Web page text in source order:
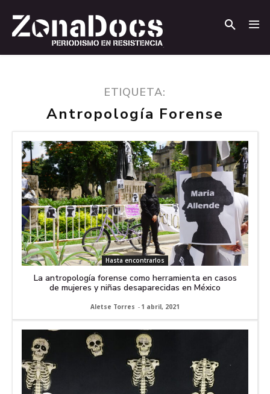
ETIQUETA:
Antropología Forense
Hasta encontrarlos
La antropología forense como herramienta en casos
de mujeres y niñas desaparecidas en México
Aletse Torres - 1 abril, 2021